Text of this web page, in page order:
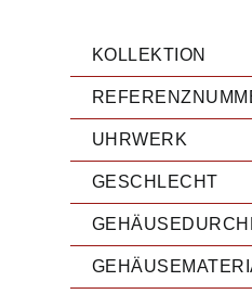
KOLLEKTION
UHRWERK
GESCHLECHT